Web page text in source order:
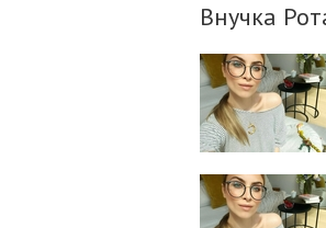
Внучка